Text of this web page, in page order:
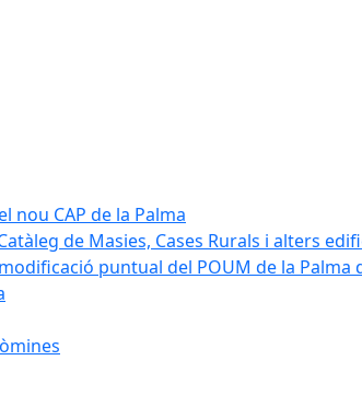
nou CAP de la Palma
de Masies, Cases Rurals i alters
puntual del POUM de la Palma